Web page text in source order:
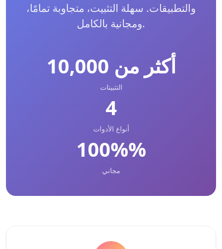
والتطبيقات. سهلة التثبيت، متجاوبة تمامًا،
ومجانية بالكامل.
أكثر من 10,000
التثبيتات
4
أنواع الأدوات
100%%
مجاني